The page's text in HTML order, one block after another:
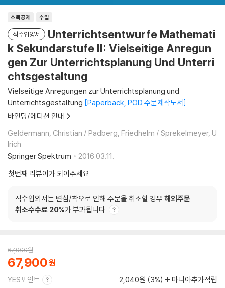
소득공제 수입
직수입양서
Unterrichtsentwurfe Mathemati
k Sekundarstufe II: Vielseitige Anregun
gen Zur Unterrichtsplanung Und Unterri
chtsgestaltung
Vielseitige Anregungen zur Unterrichtsplanung und
Unterrichtsgestaltung Paperback, POD 주문제작도서
바인딩/에디션 안내
Geldermann, Christian / Padberg, Friedhelm / Sprekelmeyer, U
lrich
Springer Spektrum
2016.03.11.
첫번째 리뷰어가 되어주세요
직수입외서는 변심/착오로 인해 주문을 취소할 경우 해외주문
취소수수료 20%가 부과됩니다.
67,900원
67,900
YES포인트 2,040원 (3%) 마니아추가적립